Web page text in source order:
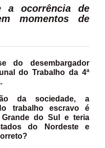
a ocorrência de
momentos de
do desembargador
do Trabalho da 4ª
da sociedade, a
trabalho escravo é
do Sul e teria
do Nordeste e